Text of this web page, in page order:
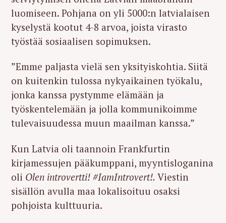
luomiseen. Pohjana on yli 5000:n latvialaisen
kyselystä kootut 4-8 arvoa, joista virasto
työstää sosiaalisen sopimuksen.
”Emme paljasta vielä sen yksityiskohtia. Siitä
on kuitenkin tulossa nykyaikainen työkalu,
jonka kanssa pystymme elämään ja
työskentelemään ja jolla kommunikoimme
tulevaisuudessa muun maailman kanssa.”
Kun Latvia oli taannoin Frankfurtin
kirjamessujen pääkumppani, myyntisloganina
oli Olen introvertti! #IamIntrovert!. Viestin
sisällön avulla maa lokalisoituu osaksi
pohjoista kulttuuria.